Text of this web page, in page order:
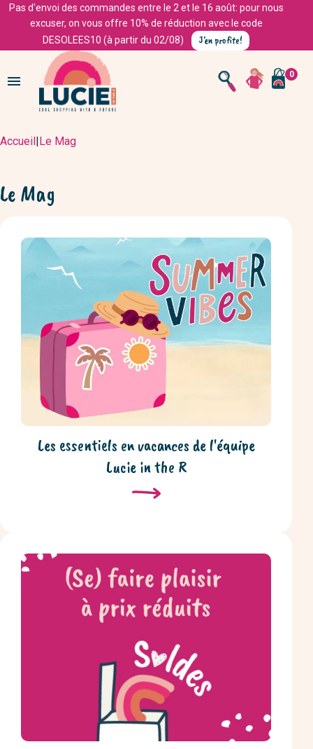
Pas d'envoi des commandes entre le 2 et le 16 août: pour nous
excuser, on vous offre 10% de réduction avec le code
DESOLEES10 (à partir du 02/08)
J'en profite!
 0
Accueil|Le Mag
Le Mag
Les essentiels en vacances de l'équipe
Lucie in the R